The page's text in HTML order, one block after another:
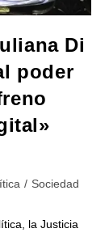
Di
poder
/ Sociedad
la Justicia